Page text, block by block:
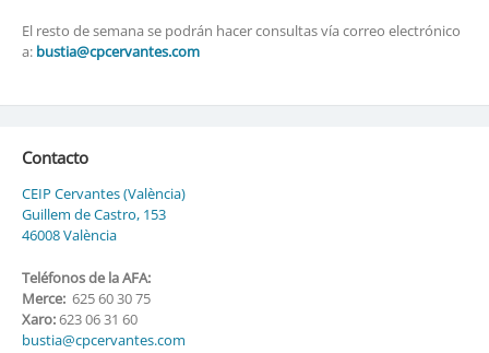
El resto de semana se podrán hacer consultas vía correo electrónico
a: bustia@cpcervantes.com
Contacto
CEIP Cervantes (València)
Guillem de Castro, 153
46008 València
Teléfonos de la AFA:
Merce:625 60 30 75
Xaro:623 06 31 60
bustia@cpcervantes.com